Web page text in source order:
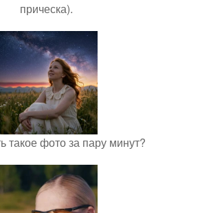
прическа).
такое фото за пару минут?